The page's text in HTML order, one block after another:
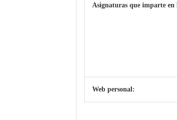
Asignaturas que imparte
Web personal: